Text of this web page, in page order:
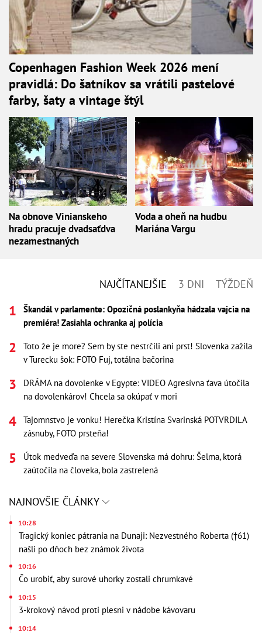
Copenhagen Fashion Week 2026 mení
pravidlá: Do šatníkov sa vrátili pastelové
farby, šaty a vintage štýl
Na obnove Vinianskeho
hradu pracuje dvadsaťdva
nezamestnaných
Voda a oheň na hudbu
Mariána Vargu
NAJČÍTANEJŠIE 3 DNI TÝŽDEŇ
Škandál v parlamente: Opozičná poslankyňa hádzala vajcia na
premiéra! Zasiahla ochranka aj polícia
Toto že je more? Sem by ste nestrčili ani prst! Slovenka zažila
v Turecku šok: FOTO Fuj, totálna bačorina
DRÁMA na dovolenke v Egypte: VIDEO Agresívna ťava útočila
na dovolenkárov! Chcela sa okúpať v mori
Tajomnstvo je vonku! Herečka Kristína Svarinská POTVRDILA
zásnuby, FOTO prsteňa!
Útok medveďa na severe Slovenska má dohru: Šelma, ktorá
zaútočila na človeka, bola zastrelená
NAJNOVŠIE ČLÁNKY
10:28
Tragický koniec pátrania na Dunaji: Nezvestného Roberta (†61)
našli po dňoch bez známok života
10:16
Čo urobiť, aby surové uhorky zostali chrumkavé
10:15
3-krokový návod proti plesni v nádobe kávovaru
10:14